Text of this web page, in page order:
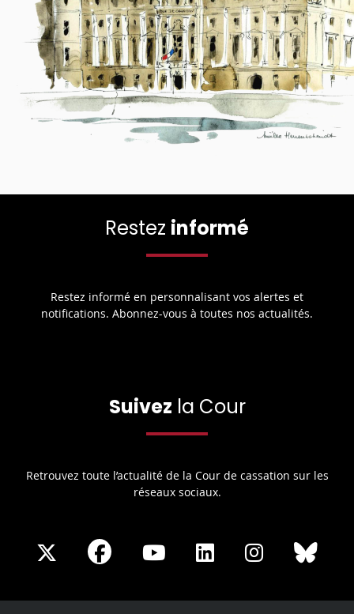
Restez informé
Restez informé en personnalisant vos alertes et
notifications. Abonnez-vous à toutes nos actualités.
Suivez la Cour
Retrouvez toute l’actualité de la Cour de cassation sur les
réseaux sociaux.
Share
X
Share
Facebook
Share
Youtube
Share
LinkedIn
Share
Instagram